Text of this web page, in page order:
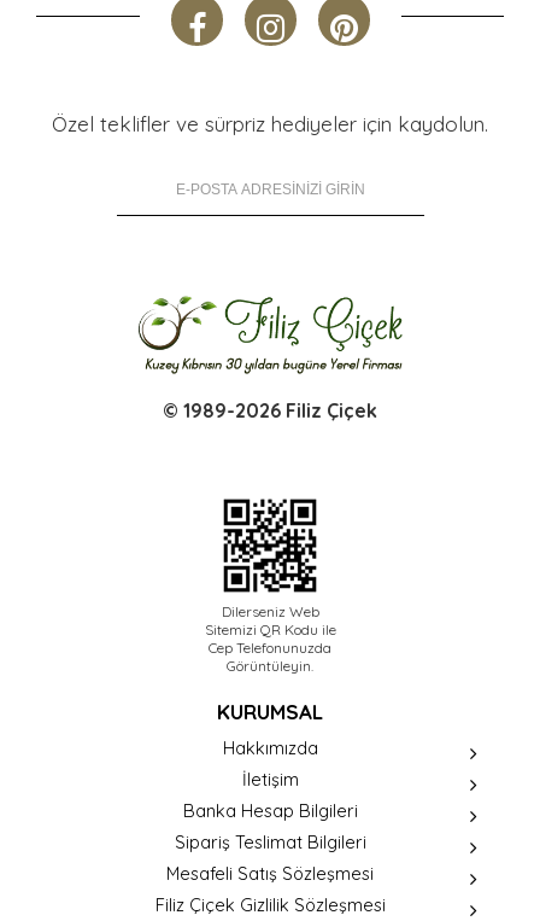
Özel teklifler ve sürpriz hediyeler için kaydolun.
© 1989-2026 Filiz Çiçek
Dilerseniz Web
Sitemizi QR Kodu ile
Cep Telefonunuzda
Görüntüleyin.
KURUMSAL
Hakkımızda
İletişim
Banka Hesap Bilgileri
Sipariş Teslimat Bilgileri
Mesafeli Satış Sözleşmesi
Filiz Çiçek Gizlilik Sözleşmesi